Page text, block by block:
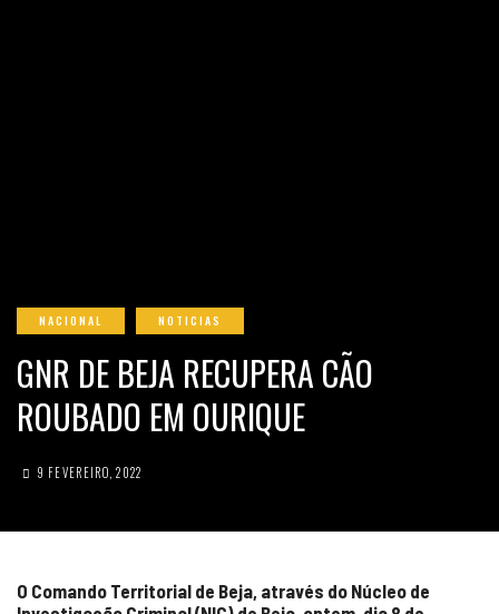
NACIONAL NOTICIAS
GNR DE BEJA RECUPERA CÃO
ROUBADO EM OURIQUE
9 FEVEREIRO, 2022
O Comando Territorial de Beja, através do Núcleo de